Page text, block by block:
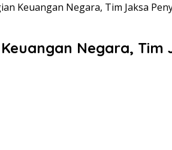
Keuangan Negara, Tim Jaksa
Negara, Tim